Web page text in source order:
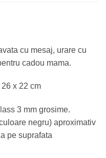
cu mesaj, urare cu
cadou mama.
x 22 cm
3 mm grosime.
negru) aproximativ
pe suprafata